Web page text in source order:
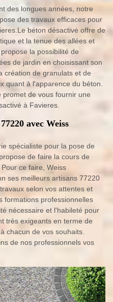
des longues années, notre
des travaux efficaces pour
béton désactivé offre de
et la tenue des allées et
la possibilité de
de jardin en choisissant son
création de granulats et de
quant à l'apparence du béton.
promet de vous fournir une
à Favieres.
avec Weiss
spécialiste pour la pose de
de faire la cours de
ce faire, Weiss
ses meilleurs artisans 77220
selon vos attentes et
formations professionnelles
nécessaire et l'habileté pour
très exigeants en terme de
chacun de vos souhaits.
de nos professionnels vos